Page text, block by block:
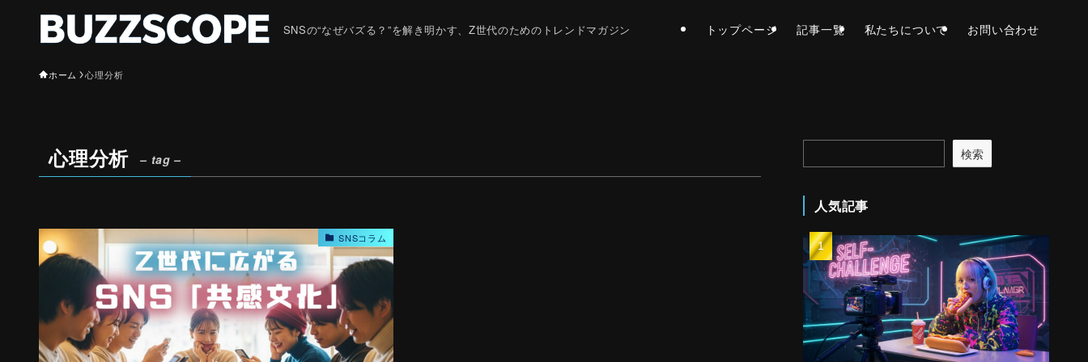
SNSの“なぜバズる？”を解き明かす、Z世代のためのトレンドマガジン トップページ 記事一覧 私たちについて お問い合わせ
ホーム 心理分析
心理分析 – tag –
SNSコラム
検索
人気記事